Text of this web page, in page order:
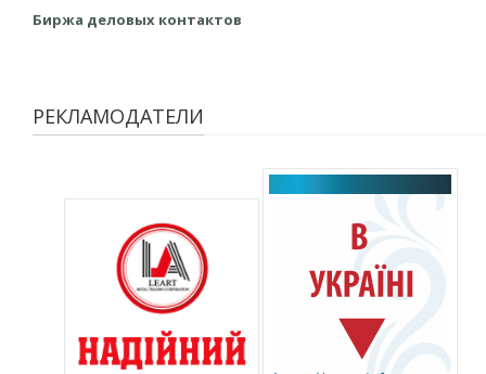
Биржа деловых контактов
РЕКЛАМОДАТЕЛИ